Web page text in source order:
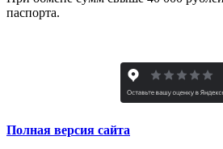
паспорта.
Полная версия сайта